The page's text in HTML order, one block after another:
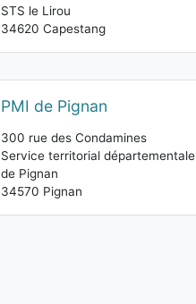
STS le Lirou
34620 Capestang
PMI de Pignan
300 rue des Condamines
Service territorial départementale
de Pignan
34570 Pignan